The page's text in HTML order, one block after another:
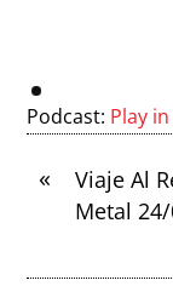
Podcast: Play
«
Viaje Al
Metal